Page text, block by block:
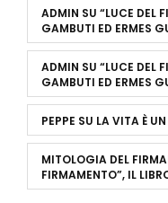
ADMIN SU “LUCE DEL
GAMBUTI ED ERMES
ADMIN SU “LUCE DEL
GAMBUTI ED ERMES
PEPPE SU LA VITA È
MITOLOGIA DEL
FIRMAMENTO”, IL